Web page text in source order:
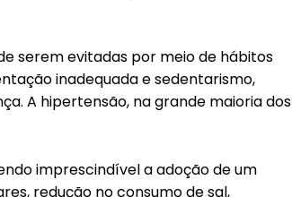
serem evitadas por meio de hábitos
inadequada e sedentarismo,
A hipertensão, na grande maioria dos
imprescindível a adoção de um
redução no consumo de sal,